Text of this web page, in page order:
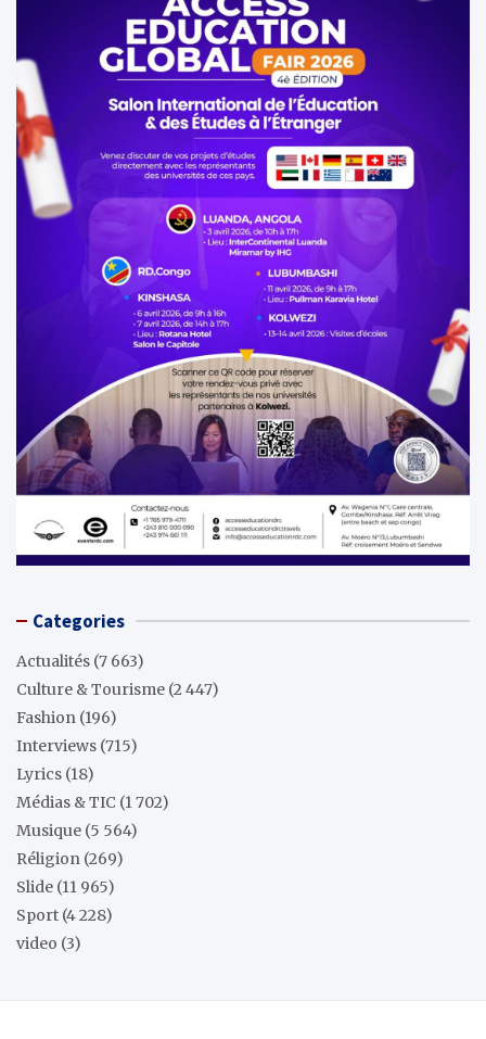
Categories
Actualités (7 663)
Culture & Tourisme (2 447)
Fashion (196)
Interviews (715)
Lyrics (18)
Médias & TIC (1 702)
Musique (5 564)
Réligion (269)
Slide (11 965)
Sport (4 228)
video (3)